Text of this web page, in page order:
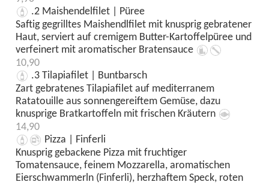
.2 Maishendelfilet | Püree
Saftig gegrilltes Maishendlfilet mit knusprig gebratener
Haut, serviert auf cremigem Butter-Kartoffelpüree und
verfeinert mit aromatischer Bratensauce
10,90
.3 Tilapiafilet | Buntbarsch
Zart gebratenes Tilapiafilet auf mediterranem
Ratatouille aus sonnengereiftem Gemüse, dazu
knusprige Bratkartoffeln mit frischen Kräutern
14,90
Pizza | Finferli
Knusprig gebackene Pizza mit fruchtiger
Tomatensauce, feinem Mozzarella, aromatischen
Eierschwammerln (Finferli), herzhaftem Speck, roten